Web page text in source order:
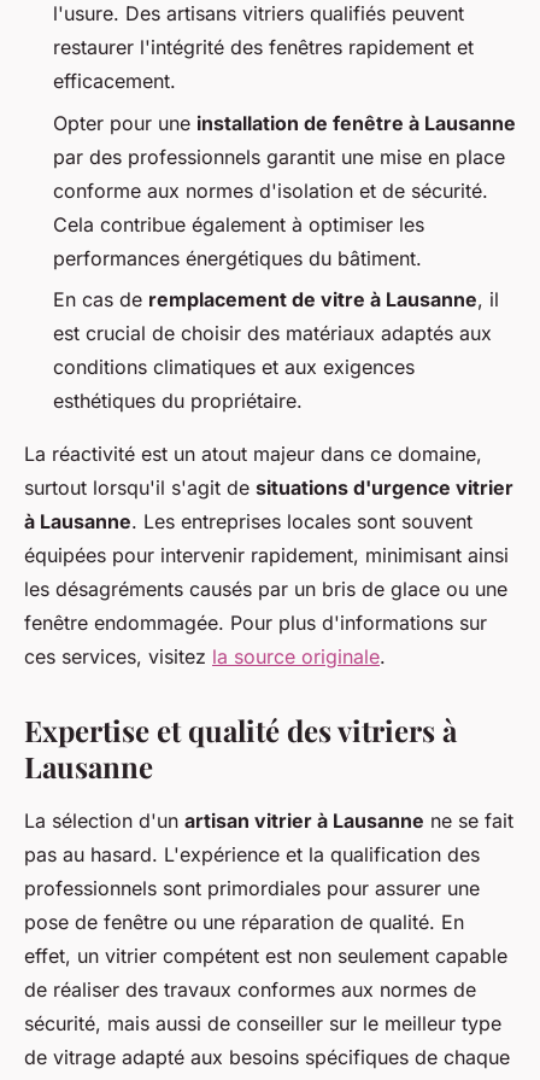
l'usure. Des artisans vitriers qualifiés peuvent
restaurer l'intégrité des fenêtres rapidement et
efficacement.
Opter pour une installation de fenêtre à Lausanne
par des professionnels garantit une mise en place
conforme aux normes d'isolation et de sécurité.
Cela contribue également à optimiser les
performances énergétiques du bâtiment.
En cas de remplacement de vitre à Lausanne, il
est crucial de choisir des matériaux adaptés aux
conditions climatiques et aux exigences
esthétiques du propriétaire.
La réactivité est un atout majeur dans ce domaine,
surtout lorsqu'il s'agit de situations d'urgence vitrier
à Lausanne. Les entreprises locales sont souvent
équipées pour intervenir rapidement, minimisant ainsi
les désagréments causés par un bris de glace ou une
fenêtre endommagée. Pour plus d'informations sur
ces services, visitez la source originale.
Expertise et qualité des vitriers à
Lausanne
La sélection d'un artisan vitrier à Lausanne ne se fait
pas au hasard. L'expérience et la qualification des
professionnels sont primordiales pour assurer une
pose de fenêtre ou une réparation de qualité. En
effet, un vitrier compétent est non seulement capable
de réaliser des travaux conformes aux normes de
sécurité, mais aussi de conseiller sur le meilleur type
de vitrage adapté aux besoins spécifiques de chaque